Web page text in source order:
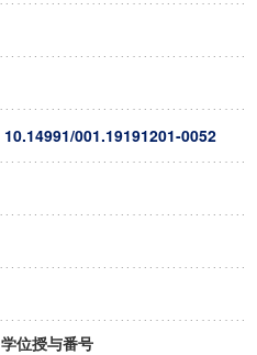
10.14991/001.19191201-0052
学位授与番号